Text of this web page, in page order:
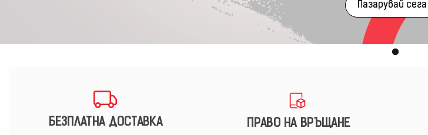
Пазарувай сега
БЕЗПЛАТНА ДОСТАВКА ПРАВО НА ВРЪЩАНЕ